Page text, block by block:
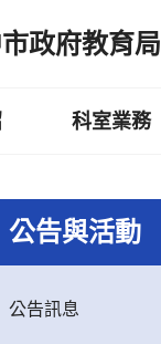
政府教育局
科室業務
公告與活動
公告訊息